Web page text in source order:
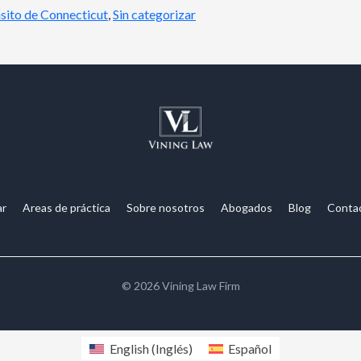
de Connecticut,Sin categorizar
Areas de práctica Sobre nosotros Abogados Blog
© 2026Vining Law Firm
English(Inglés) Español